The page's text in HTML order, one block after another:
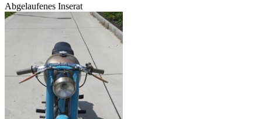
Abgelaufenes Inserat